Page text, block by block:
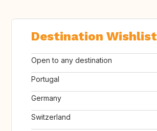
Destination Wishlist
Open to any destination
Portugal
Germany
Switzerland